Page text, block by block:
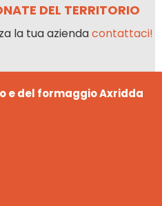
DEL TERRITORIO
la tua aziendacontattaci!
e del formaggio Axridda